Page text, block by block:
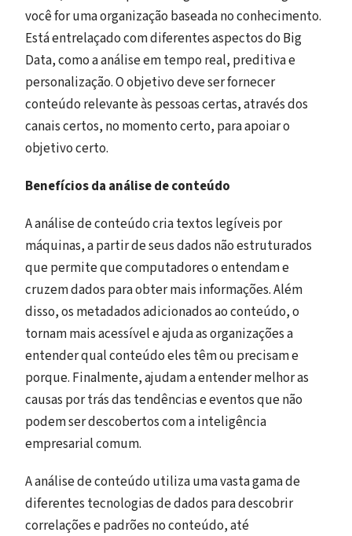
você for uma organização baseada no conhecimento.
Está entrelaçado com diferentes aspectos do Big
Data, como a análise em tempo real, preditiva e
personalização. O objetivo deve ser fornecer
conteúdo relevante às pessoas certas, através dos
canais certos, no momento certo, para apoiar o
objetivo certo.
Benefícios da análise de conteúdo
A análise de conteúdo cria textos legíveis por
máquinas, a partir de seus dados não estruturados
que permite que computadores o entendam e
cruzem dados para obter mais informações. Além
disso, os metadados adicionados ao conteúdo, o
tornam mais acessível e ajuda as organizações a
entender qual conteúdo eles têm ou precisam e
porque. Finalmente, ajudam a entender melhor as
causas por trás das tendências e eventos que não
podem ser descobertos com a inteligência
empresarial comum.
A análise de conteúdo utiliza uma vasta gama de
diferentes tecnologias de dados para descobrir
correlações e padrões no conteúdo, até